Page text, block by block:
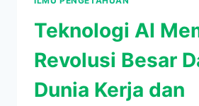
Teknologi AI
Revolusi Besar
Dunia Kerja dan